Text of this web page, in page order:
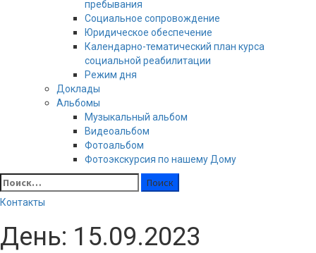
пребывания
Социальное сопровождение
Юридическое обеспечение
Календарно-тематический план курса
социальной реабилитации
Режим дня
Доклады
Альбомы
Музыкальный альбом
Видеоальбом
Фотоальбом
Фотоэкскурсия по нашему Дому
Найти:
Контакты
День: 15.09.2023